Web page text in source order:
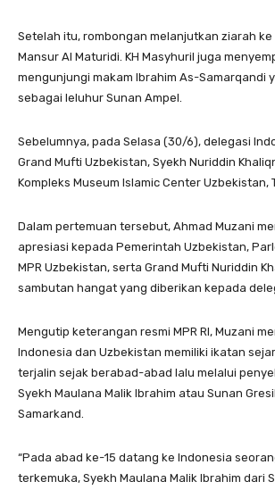
Setelah itu, rombongan melanjutkan ziarah ke
Mansur Al Maturidi. KH Masyhuril juga
mengunjungi makam Ibrahim As-Samarqandi
sebagai leluhur Sunan Ampel.
Sebelumnya, pada Selasa (30/6), delegasi
Grand Mufti Uzbekistan, Syekh Nuriddin
Kompleks Museum Islamic Center Uzbekistan,
Dalam pertemuan tersebut, Ahmad Muzani
apresiasi kepada Pemerintah Uzbekistan,
MPR Uzbekistan, serta Grand Mufti Nuriddin
sambutan hangat yang diberikan kepada
Mengutip keterangan resmi MPR RI, Muzani
Indonesia dan Uzbekistan memiliki ikatan
terjalin sejak berabad-abad lalu melalui
Syekh Maulana Malik Ibrahim atau Sunan
Samarkand.
“Pada abad ke-15 datang ke Indonesia
terkemuka, Syekh Maulana Malik Ibrahim dari